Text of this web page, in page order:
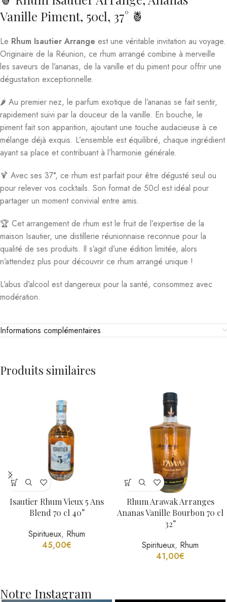
Vanille Piment, 50cl, 37° 🍍
Le Rhum Isautier Arrange est une véritable invitation au voyage.
Originaire de la Réunion, ce rhum arrangé combine à merveille
les saveurs de l’ananas, de la vanille et du piment pour offrir une
dégustation exceptionnelle.
🌶️ Au premier nez, le parfum exotique de l’ananas se fait sentir,
rapidement suivi par la douceur de la vanille. En bouche, le
piment fait son apparition, ajoutant une touche audacieuse à ce
mélange déjà exquis. L’ensemble est équilibré, chaque ingrédient
ayant sa place et contribuant à l’harmonie générale.
🍹 Avec ses 37°, ce rhum est parfait pour être dégusté seul ou
pour relever vos cocktails. Son format de 50cl est idéal pour
partager un moment convivial entre amis.
🏆 Cet arrangement de rhum est le fruit de l’expertise de la
maison Isautier, une distillerie réunionnaise reconnue pour la
qualité de ses produits. Il s’agit d’une édition limitée, alors
n’attendez plus pour découvrir ce rhum arrangé unique !
L’abus d’alcool est dangereux pour la santé, consommez avec
modération.
Informations complémentaires
Produits similaires
Isautier Rhum Vieux 5 Ans
Blend 70 cl 40°
Spiritueux, Rhum
45,00€
Rhum Arawak Arranges
Ananas Vanille Bourbon 70 cl
32°
Spiritueux, Rhum
41,00€
Notre Instagram